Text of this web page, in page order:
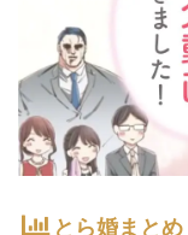
とら婚まとめ